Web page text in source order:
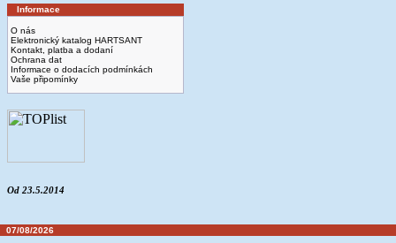
Informace
O nás
Elektronický katalog HARTSANT
Kontakt, platba a dodaní
Ochrana dat
Informace o dodacích podmínkách
Vaše připomínky
Od 23.5.2014
07/08/2026